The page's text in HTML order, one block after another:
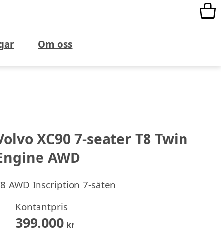
Om oss
XC90 7-seater T8 Twin
AWD
AWD Inscription 7-säten
Kontantpris
399.000kr